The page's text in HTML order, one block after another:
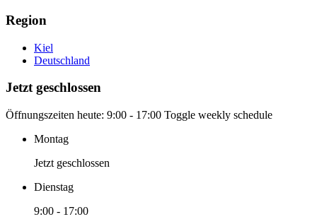
Region
Kiel
Deutschland
Jetzt geschlossen
Öffnungszeiten heute: 9:00 - 17:00 Toggle weekly schedule
Montag
Jetzt geschlossen
Dienstag
9:00 - 17:00